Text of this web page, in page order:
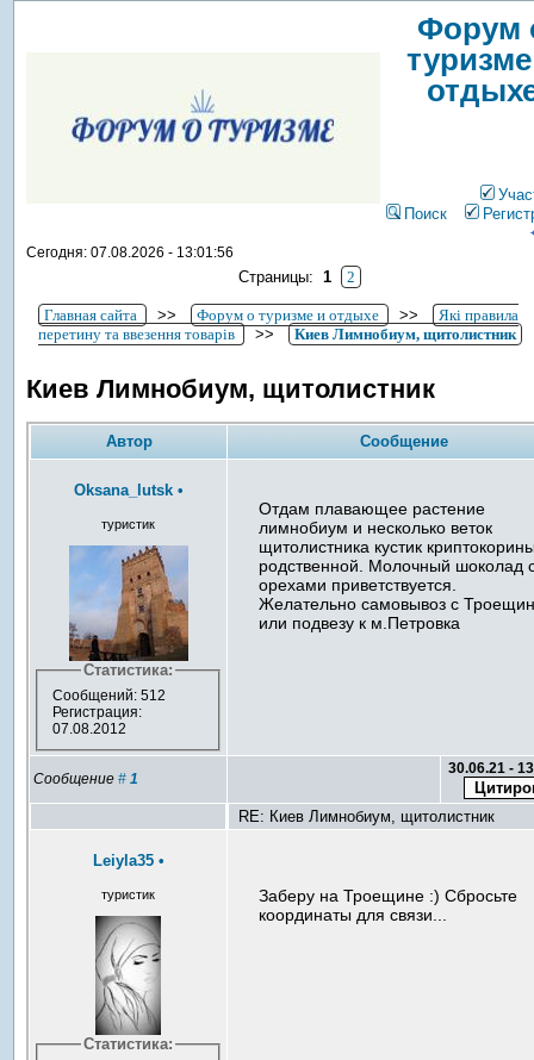
Форум
Поиск
Сегодня: 07.08.2026 - 13:01:56
Страницы:1 2
Главная сайта >> Форум о туризме и отдыхе >>
Які правила
перетину та ввезення товарів
>> Киев Лимнобиум, щитолистник
Киев Лимнобиум, щитолистник
Автор Сообщение
Oksana_lutsk •
туристик
Статистика:
Сообщений: 512
Регистрация:
07.08.2012
Отдам плавающее растение
лимнобиум и несколько веток
щитолистника кустик
родственной. Молочный шоколад
орехами приветствуется.
Желательно самовывоз с
или подвезу к м.Петровка
Сообщение#1
30.06.21 -
RE: Киев Лимнобиум, щитолистник
Leiyla35 •
туристик
Статистика:
Заберу на Троещине :) Сбросьте
координаты для связи...